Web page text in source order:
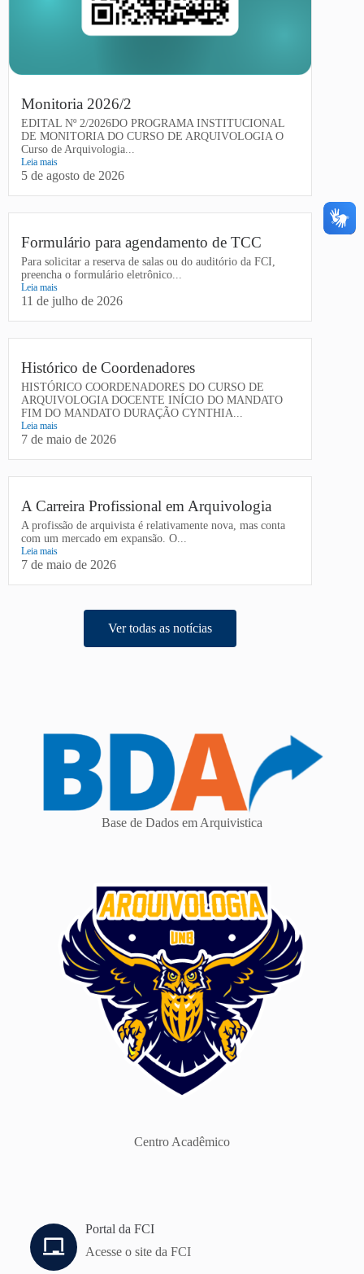
Monitoria 2026/2
EDITAL Nº 2/2026DO PROGRAMA INSTITUCIONAL
DE MONITORIA DO CURSO DE ARQUIVOLOGIA O
Curso de Arquivologia...
Leia mais
5 de agosto de 2026
Formulário para agendamento de TCC
Para solicitar a reserva de salas ou do auditório da FCI,
preencha o formulário eletrônico...
Leia mais
11 de julho de 2026
Histórico de Coordenadores
HISTÓRICO COORDENADORES DO CURSO DE
ARQUIVOLOGIA DOCENTE INÍCIO DO MANDATO
FIM DO MANDATO DURAÇÃO CYNTHIA...
Leia mais
7 de maio de 2026
A Carreira Profissional em Arquivologia
A profissão de arquivista é relativamente nova, mas conta
com um mercado em expansão. O...
Leia mais
7 de maio de 2026
Ver todas as notícias
Base de Dados em Arquivistica
Centro Acadêmico
Portal da FCI
Acesse o site da FCI